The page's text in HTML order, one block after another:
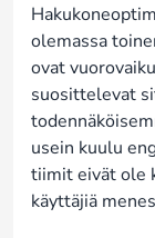
olemassa
ovat
suosittelevat
usein kuulu
tiimit eivät ole
käyttäjiä